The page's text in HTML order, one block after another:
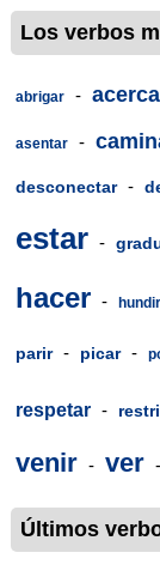
Los verbos
abrigar -
asentar -
desconectar -
estar -
hacer - hundir
parir - picar -
respetar -
venir - ver -
Últimos